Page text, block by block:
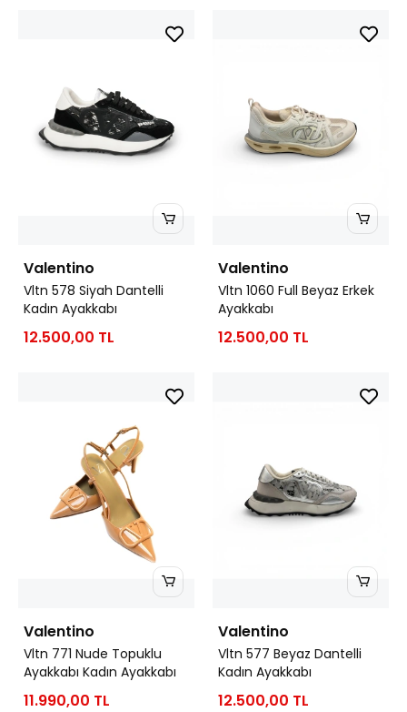
Valentino
Vltn 578 Siyah Dantelli
Kadın Ayakkabı
12.500,00 TL
Valentino
Vltn 1060 Full Beyaz Erkek
Ayakkabı
12.500,00 TL
Valentino
Vltn 771 Nude Topuklu
Ayakkabı Kadın Ayakkabı
11.990,00 TL
Valentino
Vltn 577 Beyaz Dantelli
Kadın Ayakkabı
12.500,00 TL